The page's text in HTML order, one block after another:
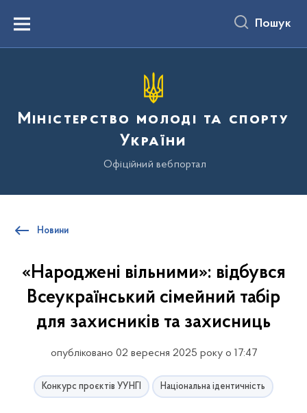
вмістуMenu Пошук
Міністерство молоді та спорту
України
Офіційний вебпортал
Новини
«Народжені вільними»: відбувся
Всеукраїнський сімейний табір
для захисників та захисниць
опубліковано 02 вересня 2025 року о 17:47
Конкурс проєктів УУНГІ Національна ідентичність